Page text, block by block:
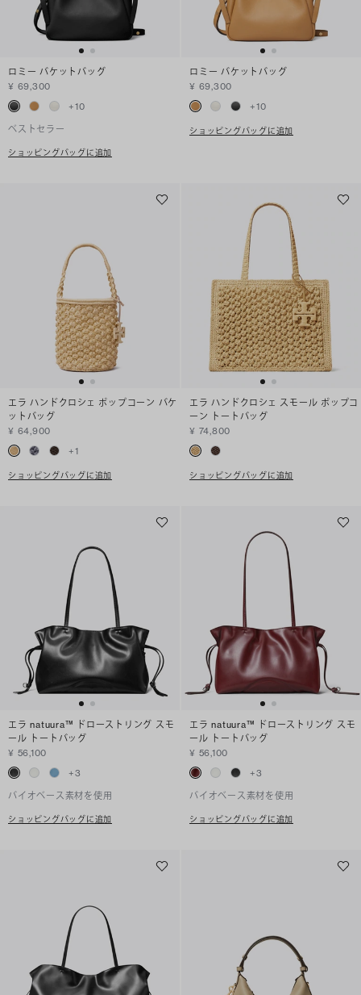
ロミー バケットバッグ
¥ 69,300
+10
ベストセラー
ショッピングバッグに追加
ロミー バケットバッグ
¥ 69,300
+10
ショッピングバッグに追加
エラ ハンドクロシェ ポップコーン バケ
ットバッグ
¥ 64,900
+1
ショッピングバッグに追加
エラ ハンドクロシェ スモール ポップコ
ーン トートバッグ
¥ 74,800
ショッピングバッグに追加
エラ natuura™ ドローストリング スモ
ール トートバッグ
¥ 56,100
+3
バイオベース素材を使用
ショッピングバッグに追加
エラ natuura™ ドローストリング スモ
ール トートバッグ
¥ 56,100
+3
バイオベース素材を使用
ショッピングバッグに追加